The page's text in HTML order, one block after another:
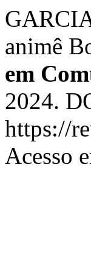
animê
em
2024.
https://
Acesso